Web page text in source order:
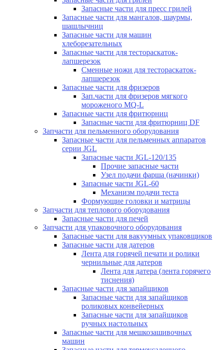
Запасные части для пресс грилей
Запасные части для мангалов, шаурмы,
шашлычниц
Запасные части для машин
хлеборезательных
Запасные части для тестораскаток-
лапшерезок
Сменные ножи для тестораскаток-
лапшерезок
Запасные части для фризеров
Зап.части для фризеров мягкого
мороженого MQ-L
Запасные части для фритюрниц
Запасные части для фритюрниц DF
Запчасти для пельменного оборудования
Запасные части для пельменных аппаратов
серии JGL
Запасные части JGL-120/135
Прочие запасные части
Узел подачи фарша (начинки)
Запасные части JGL-60
Механизм подачи теста
Формующие головки и матрицы
Запчасти для теплового оборудования
Запасные части для печей
Запчасти для упаковочного оборудования
Запасные части для вакуумных упаковщиков
Запасные части для датеров
Лента для горячей печати и ролики
чернильные для датеров
Лента для датера (лента горячего
тиснения)
Запасные части для запайщиков
Запасные части для запайщиков
роликовых конвейерных
Запасные части для запайщиков
ручных настольных
Запасные части для мешкозашивочных
машин